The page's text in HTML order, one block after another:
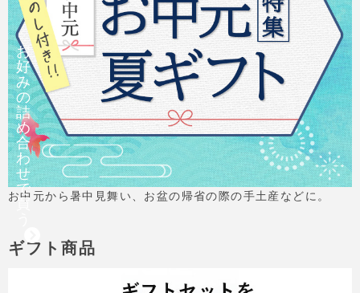
お中元から暑中見舞い、お盆の帰省の際の手土産などに。
ギフト商品
お
好
み
の
詰
め
合
わ
せ
で
買